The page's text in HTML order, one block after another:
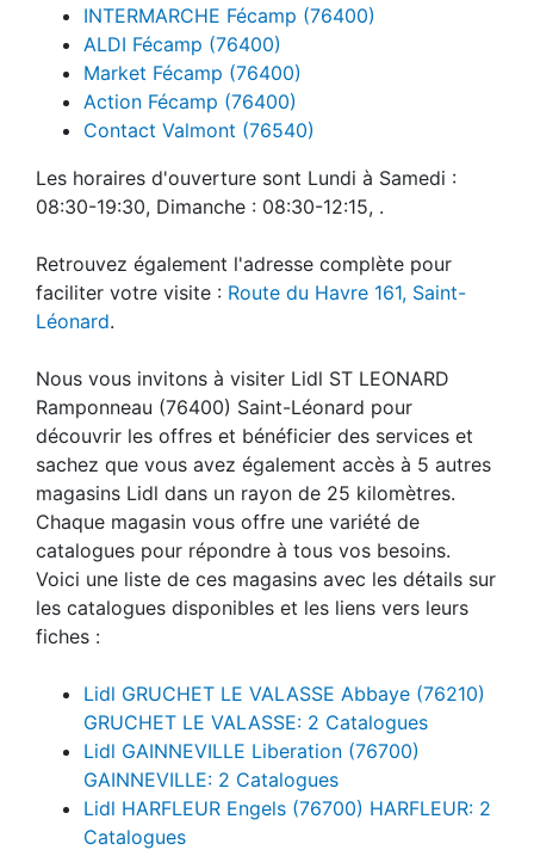
INTERMARCHE Fécamp (76400)
ALDI Fécamp (76400)
Market Fécamp (76400)
Action Fécamp (76400)
Contact Valmont (76540)
Les horaires d'ouverture sont Lundi à Samedi :
08:30-19:30, Dimanche : 08:30-12:15, .
Retrouvez également l'adresse complète pour
faciliter votre visite : Route du Havre 161, Saint-
Léonard.
Nous vous invitons à visiter Lidl ST LEONARD
Ramponneau (76400) Saint-Léonard pour
découvrir les offres et bénéficier des services et
sachez que vous avez également accès à 5 autres
magasins Lidl dans un rayon de 25 kilomètres.
Chaque magasin vous offre une variété de
catalogues pour répondre à tous vos besoins.
Voici une liste de ces magasins avec les détails sur
les catalogues disponibles et les liens vers leurs
fiches :
Lidl GRUCHET LE VALASSE Abbaye (76210)
GRUCHET LE VALASSE: 2 Catalogues
Lidl GAINNEVILLE Liberation (76700)
GAINNEVILLE: 2 Catalogues
Lidl HARFLEUR Engels (76700) HARFLEUR: 2
Catalogues